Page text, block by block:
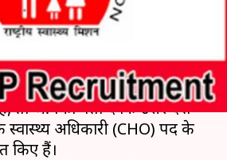
01:15 pm
स्वास्थ्य मिशन (NHM), उत्तर प्रदेश
तो आपको बता दें कि उत्तर प्रदेश
अधिकारी (CHO) पद के
किए हैं।